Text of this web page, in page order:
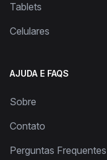
Tablets
Celulares
AJUDA E FAQS
Sobre
Contato
Perguntas Frequentes